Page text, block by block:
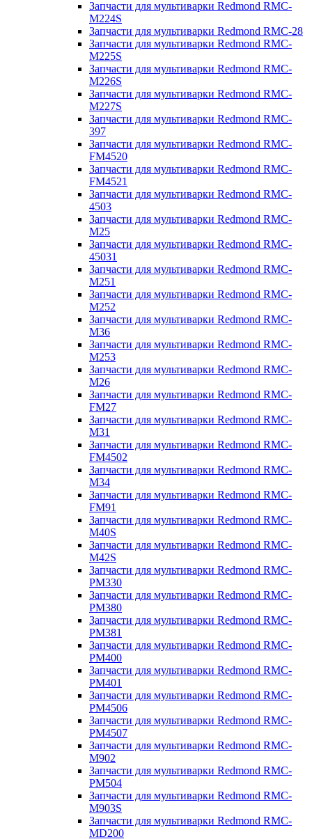
Запчасти для мультиварки Redmond RMC-
M224S
Запчасти для мультиварки Redmond RMC-28
Запчасти для мультиварки Redmond RMC-
M225S
Запчасти для мультиварки Redmond RMC-
M226S
Запчасти для мультиварки Redmond RMC-
M227S
Запчасти для мультиварки Redmond RMC-
397
Запчасти для мультиварки Redmond RMC-
FM4520
Запчасти для мультиварки Redmond RMC-
FM4521
Запчасти для мультиварки Redmond RMC-
4503
Запчасти для мультиварки Redmond RMC-
M25
Запчасти для мультиварки Redmond RMC-
45031
Запчасти для мультиварки Redmond RMC-
M251
Запчасти для мультиварки Redmond RMC-
M252
Запчасти для мультиварки Redmond RMC-
M36
Запчасти для мультиварки Redmond RMC-
M253
Запчасти для мультиварки Redmond RMC-
M26
Запчасти для мультиварки Redmond RMC-
FM27
Запчасти для мультиварки Redmond RMC-
M31
Запчасти для мультиварки Redmond RMC-
FM4502
Запчасти для мультиварки Redmond RMC-
M34
Запчасти для мультиварки Redmond RMC-
FM91
Запчасти для мультиварки Redmond RMC-
M40S
Запчасти для мультиварки Redmond RMC-
M42S
Запчасти для мультиварки Redmond RMC-
PM330
Запчасти для мультиварки Redmond RMC-
PM380
Запчасти для мультиварки Redmond RMC-
PM381
Запчасти для мультиварки Redmond RMC-
PM400
Запчасти для мультиварки Redmond RMC-
PM401
Запчасти для мультиварки Redmond RMC-
PM4506
Запчасти для мультиварки Redmond RMC-
PM4507
Запчасти для мультиварки Redmond RMC-
M902
Запчасти для мультиварки Redmond RMC-
PM504
Запчасти для мультиварки Redmond RMC-
M903S
Запчасти для мультиварки Redmond RMC-
MD200